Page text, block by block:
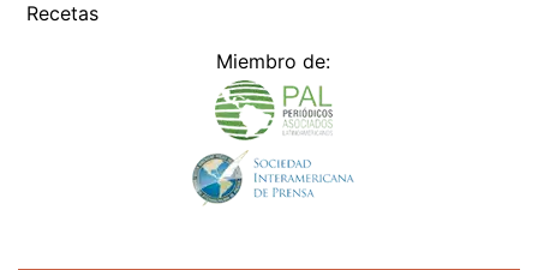
Recetas
Miembro de: